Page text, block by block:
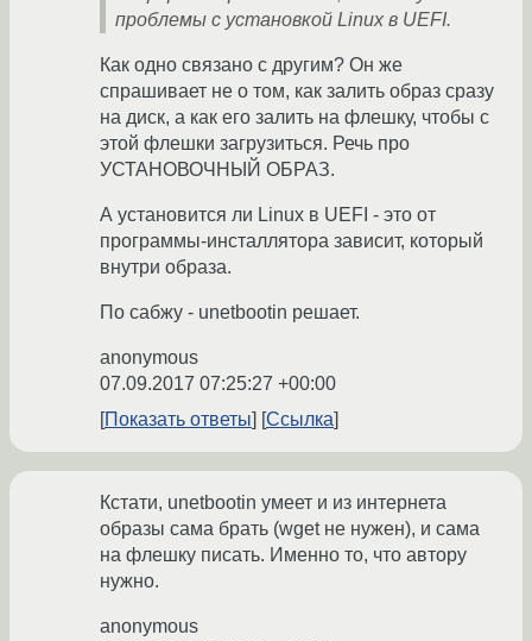
проблемы с установкой Linux в UEFI.
Как одно связано с другим? Он же
спрашивает не о том, как залить образ сразу
на диск, а как его залить на флешку, чтобы с
этой флешки загрузиться. Речь про
УСТАНОВОЧНЫЙ ОБРАЗ.
А установится ли Linux в UEFI - это от
программы-инсталлятора зависит, который
внутри образа.
По сабжу - unetbootin решает.
anonymous
07.09.2017 07:25:27 +00:00
Показать ответы
Ссылка
Кстати, unetbootin умеет и из интернета
образы сама брать (wget не нужен), и сама
на флешку писать. Именно то, что автору
нужно.
anonymous